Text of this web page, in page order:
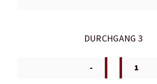
DURCHGANG 3
- 1